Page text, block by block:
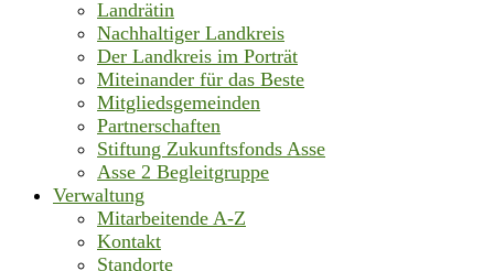
Landrätin
Nachhaltiger Landkreis
Der Landkreis im Porträt
Miteinander für das Beste
Mitgliedsgemeinden
Partnerschaften
Stiftung Zukunftsfonds Asse
Asse 2 Begleitgruppe
Verwaltung
Mitarbeitende A-Z
Kontakt
Standorte